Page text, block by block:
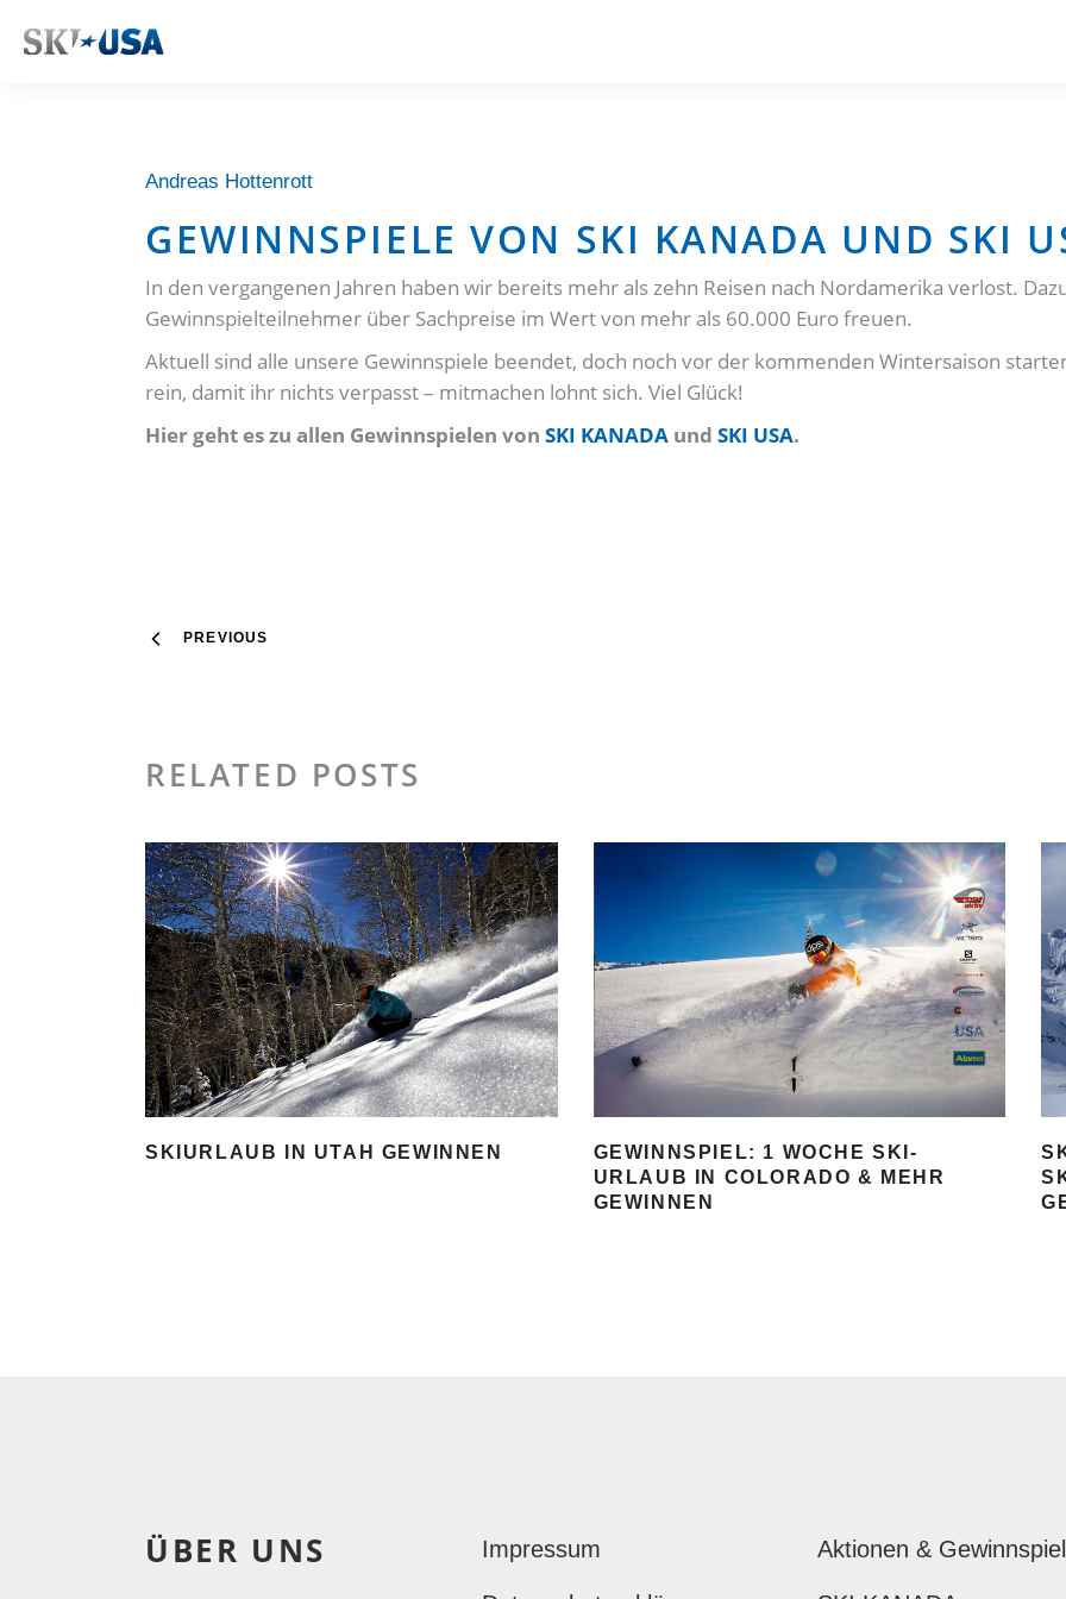
Andreas Hottenrott
GEWINNSPIELE VON SKI KANADA UND SKI
In den vergangenen Jahren haben wir bereits mehr als zehn Reisen nach Nordamerika verlost.
Gewinnspielteilnehmer über Sachpreise im Wert von mehr als 60.000 Euro freuen.
Aktuell sind alle unsere Gewinnspiele beendet, doch noch vor der kommenden Wintersaison
rein, damit ihr nichts verpasst – mitmachen lohnt sich. Viel Glück!
Hier geht es zu allen Gewinnspielen von SKI KANADA und SKI USA.
PREVIOUS
RELATED POSTS
SKIURLAUB IN UTAH GEWINNEN
GEWINNSPIEL: 1 WOCHE SKI-
URLAUB IN COLORADO & MEHR
GEWINNEN
ÜBER UNS Impressum Aktionen &